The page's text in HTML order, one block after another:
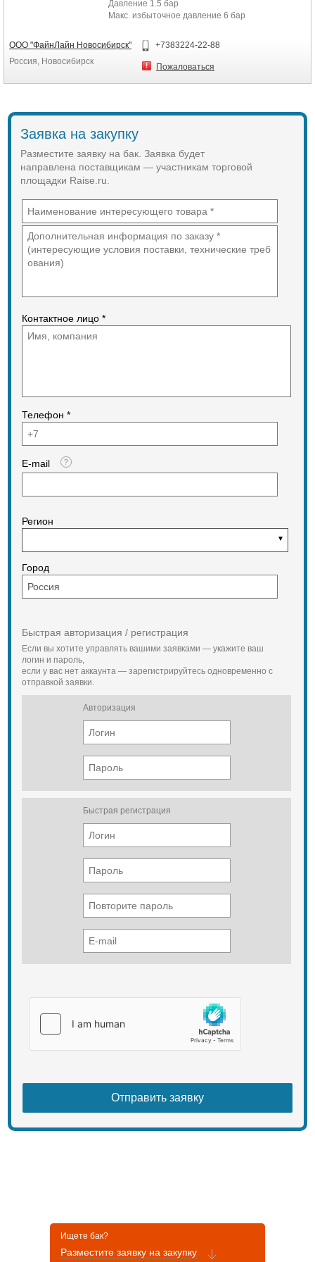
Давление 1.5 бар
Макс. избыточное давление 6 бар
Присоединение 1``
Размер (высота) 2430 мм
Диаметр 740 мм
Объём упаковки товара, м3 1,331
Ширина упаковки товара, м 0,781
ООО "ФайнЛайн Новосибирск"
Россия, Новосибирск
+7383224-22-88
Пожаловаться
Заявка на закупку
Разместите заявку на бак. Заявка будет
направлена поставщикам — участникам торговой
площадки Raise.ru.
Контактное лицо *
Телефон *
E-mail
Регион
Город
Быстрая авторизация / регистрация
Если вы хотите управлять вашими заявками — укажите ваш
логин и пароль,
если у вас нет аккаунта — зарегистрируйтесь одновременно с
отправкой заявки.
Авторизация
Быстрая регистрация
Ищете бак?
Разместите заявку на закупку